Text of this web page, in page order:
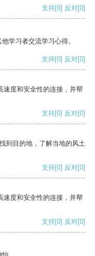
支持[0] 反对[0]
学习者交流学习心得。
支持[0] 反对[0]
速度和安全性的连接，并帮
支持[0] 反对[0]
到目的地，了解当地的风土
支持[0] 反对[0]
速度和安全性的连接，并帮
支持[0] 反对[0]